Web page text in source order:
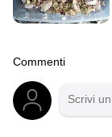
Commenti